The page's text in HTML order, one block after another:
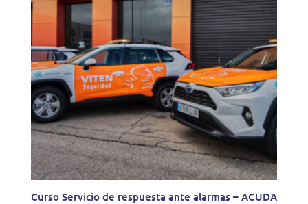
Curso Servicio de respuesta ante alarmas – ACUDA